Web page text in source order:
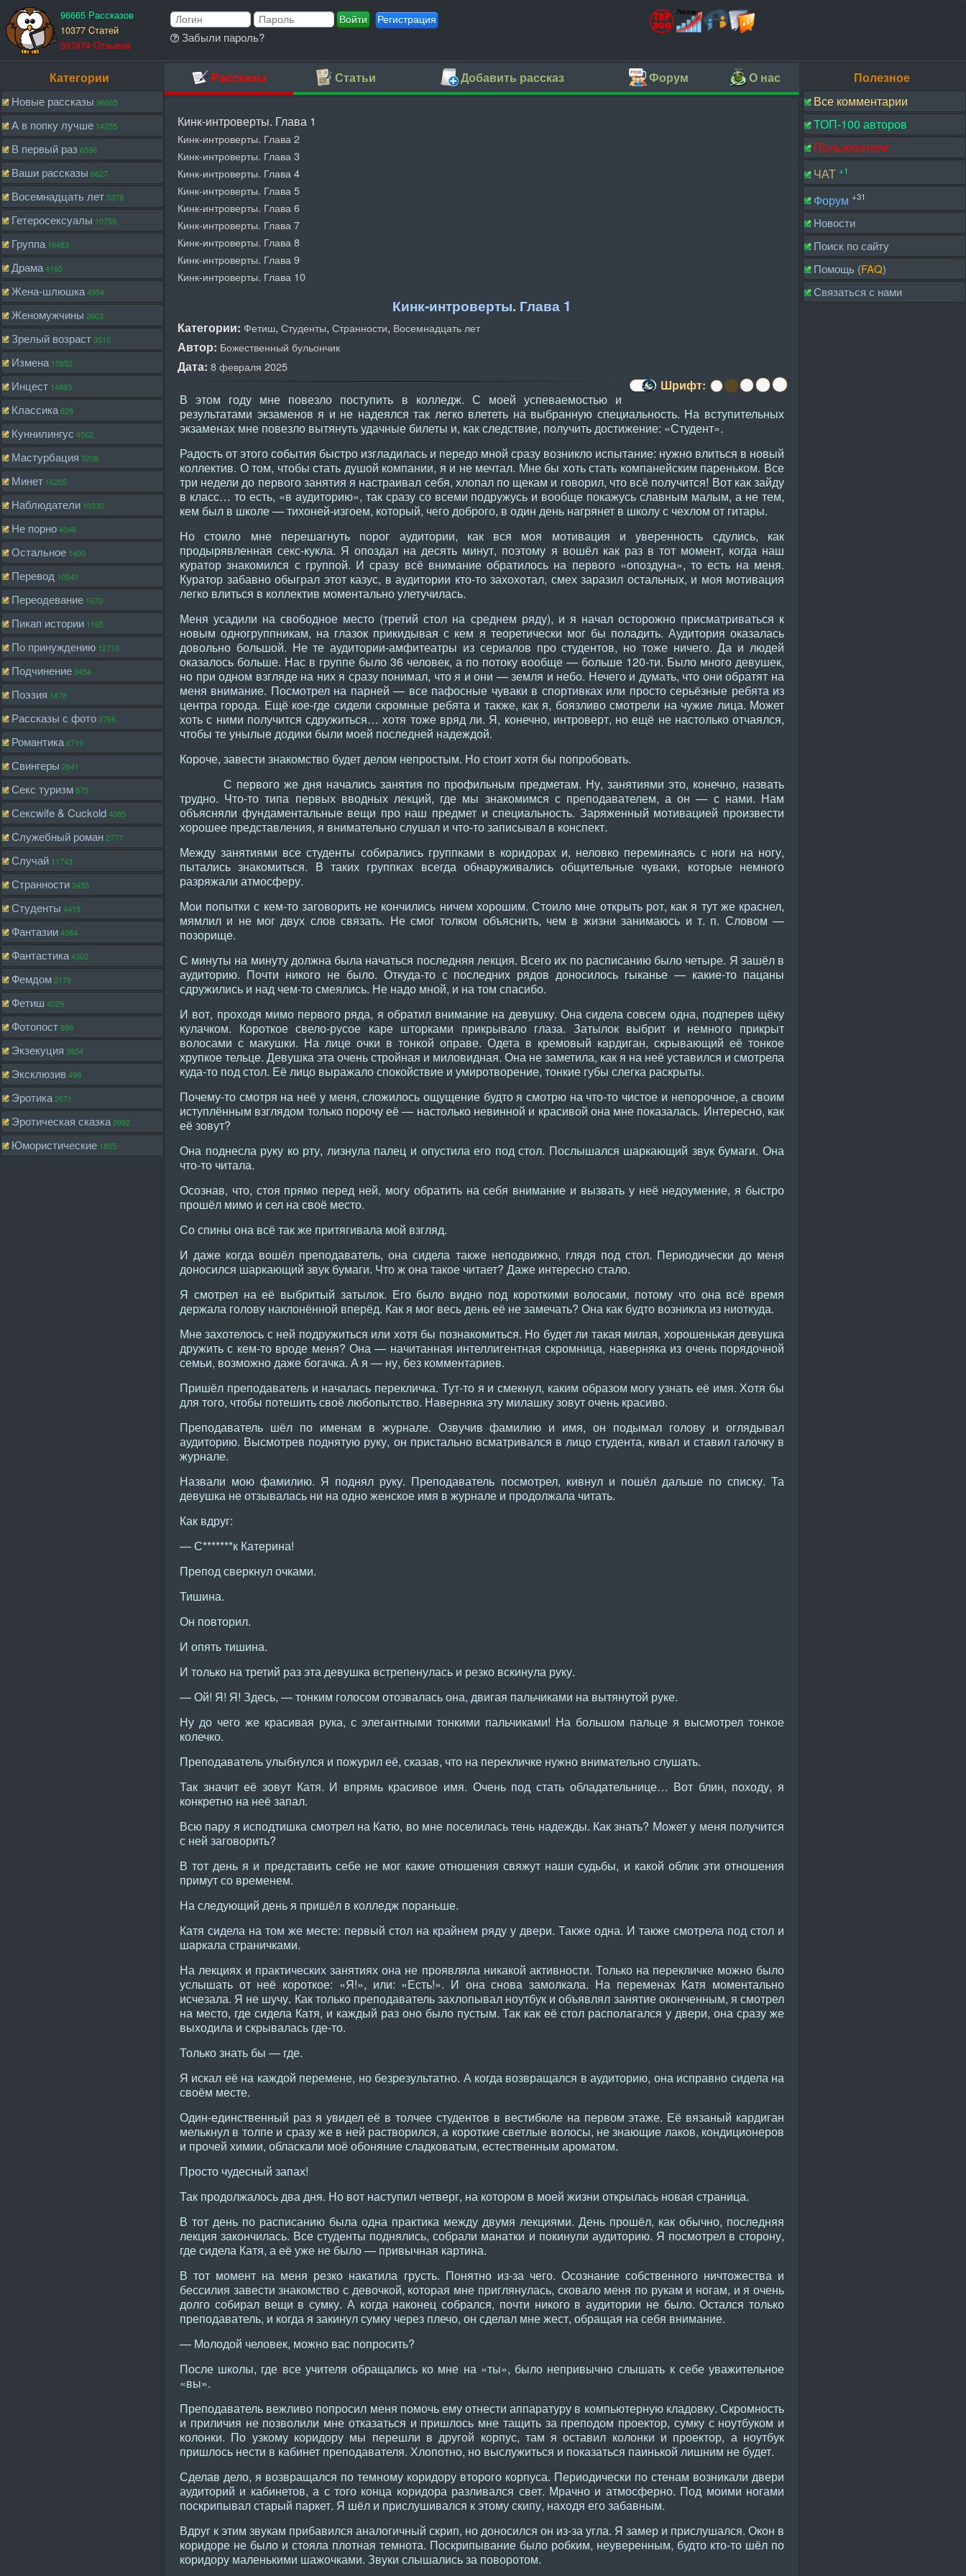
96665 Рассказов
10377 Cтатей
597874 Отзывов
Регистрация
Забыли пароль?
Категории
Новые рассказы 96665
А в попку лучше 14255
В первый раз6596
Ваши рассказы 6627
Восемнадцать лет5378
Гетеросексуалы 10759
Группа 16483
Драма4165
Жена-шлюшка4954
Женомужчины 2603
Зрелый возраст3515
Измена 15852
Инцест 14883
Классика628
Куннилингус 4562
Мастурбация 3208
Минет 16205
Наблюдатели 10330
Не порно4046
Остальное 1400
Перевод 10540
Переодевание 1670
Пикап истории 1165
По принуждению 12710
Подчинение9454
Поэзия 1678
Рассказы с фото3766
Романтика6719
Свингеры 2641
Секс туризм875
Сексwife & Cuckold4085
Служебный роман2777
Случай 11743
Странности3455
Студенты 4419
Фантазии4084
Фантастика4302
Фемдом2179
Фетиш 4029
Фотопост886
Экзекуция 3854
Эксклюзив499
Эротика2671
Эротическая сказка2992
Юмористические 1805
Рассказы Статьи Добавить рассказ Форум О нас
Кинк-интроверты. Глава 1
Кинк-интроверты. Глава 2
Кинк-интроверты. Глава 3
Кинк-интроверты. Глава 4
Кинк-интроверты. Глава 5
Кинк-интроверты. Глава 6
Кинк-интроверты. Глава 7
Кинк-интроверты. Глава 8
Кинк-интроверты. Глава 9
Кинк-интроверты. Глава 10
Кинк-интроверты. Глава 1
Категории: Фетиш, Студенты, Странности, Восемнадцать лет
Автор: Божественный бульончик
Дата: 8 февраля 2025
Шрифт:
В этом году мне повезло поступить в колледж. С моей успеваемостью и
результатами экзаменов я и не надеялся так легко влететь на выбранную специальность. На вступительных
экзаменах мне повезло вытянуть удачные билеты и, как следствие, получить достижение: «Студент».
Радость от этого события быстро изгладилась и передо мной сразу возникло испытание: нужно влиться в новый
коллектив. О том, чтобы стать душой компании, я и не мечтал. Мне бы хоть стать компанейским пареньком. Все
три недели до первого занятия я настраивал себя, хлопал по щекам и говорил, что всё получится! Вот как зайду
в класс… то есть, «в аудиторию», так сразу со всеми подружусь и вообще покажусь славным малым, а не тем,
кем был в школе — тихоней-изгоем, который, чего доброго, в один день нагрянет в школу с чехлом от гитары.
Но стоило мне перешагнуть порог аудитории, как вся моя мотивация и уверенность сдулись, как
продырявленная секс-кукла. Я опоздал на десять минут, поэтому я вошёл как раз в тот момент, когда наш
куратор знакомился с группой. И сразу всё внимание обратилось на первого «опоздуна», то есть на меня.
Куратор забавно обыграл этот казус, в аудитории кто-то захохотал, смех заразил остальных, и моя мотивация
легко влиться в коллектив моментально улетучилась.
Меня усадили на свободное место (третий стол на среднем ряду), и я начал осторожно присматриваться к
новым одногруппникам, на глазок прикидывая с кем я теоретически мог бы поладить. Аудитория оказалась
довольно большой. Не те аудитории-амфитеатры из сериалов про студентов, но тоже ничего. Да и людей
оказалось больше. Нас в группе было 36 человек, а по потоку вообще — больше 120-ти. Было много девушек,
но при одном взгляде на них я сразу понимал, что я и они — земля и небо. Нечего и думать, что они обратят на
меня внимание. Посмотрел на парней — все пафосные чуваки в спортивках или просто серьёзные ребята из
центра города. Ещё кое-где сидели скромные ребята и также, как я, боязливо смотрели на чужие лица. Может
хоть с ними получится сдружиться… хотя тоже вряд ли. Я, конечно, интроверт, но ещё не настолько отчаялся,
чтобы те унылые додики были моей последней надеждой.
Короче, завести знакомство будет делом непростым. Но стоит хотя бы попробовать.
С первого же дня начались занятия по профильным предметам. Ну, занятиями это, конечно, назвать
трудно. Что-то типа первых вводных лекций, где мы знакомимся с преподавателем, а он — с нами. Нам
объясняли фундаментальные вещи про наш предмет и специальность. Заряженный мотивацией произвести
хорошее представления, я внимательно слушал и что-то записывал в конспект.
Между занятиями все студенты собирались группками в коридорах и, неловко переминаясь с ноги на ногу,
пытались знакомиться. В таких группках всегда обнаруживались общительные чуваки, которые немного
разряжали атмосферу.
Мои попытки с кем-то заговорить не кончились ничем хорошим. Стоило мне открыть рот, как я тут же краснел,
мямлил и не мог двух слов связать. Не смог толком объяснить, чем в жизни занимаюсь и т. п. Словом —
позорище.
С минуты на минуту должна была начаться последняя лекция. Всего их по расписанию было четыре. Я зашёл в
аудиторию. Почти никого не было. Откуда-то с последних рядов доносилось гыканье — какие-то пацаны
сдружились и над чем-то смеялись. Не надо мной, и на том спасибо.
И вот, проходя мимо первого ряда, я обратил внимание на девушку. Она сидела совсем одна, подперев щёку
кулачком. Короткое свело-русое каре шторками прикрывало глаза. Затылок выбрит и немного прикрыт
волосами с макушки. На лице очки в тонкой оправе. Одета в кремовый кардиган, скрывающий её тонкое
хрупкое тельце. Девушка эта очень стройная и миловидная. Она не заметила, как я на неё уставился и смотрела
куда-то под стол. Её лицо выражало спокойствие и умиротворение, тонкие губы слегка раскрыты.
Почему-то смотря на неё у меня, сложилось ощущение будто я смотрю на что-то чистое и непорочное, а своим
иступлённым взглядом только порочу её — настолько невинной и красивой она мне показалась. Интересно, как
её зовут?
Она поднесла руку ко рту, лизнула палец и опустила его под стол. Послышался шаркающий звук бумаги. Она
что-то читала.
Осознав, что, стоя прямо перед ней, могу обратить на себя внимание и вызвать у неё недоумение, я быстро
прошёл мимо и сел на своё место.
Со спины она всё так же притягивала мой взгляд.
И даже когда вошёл преподаватель, она сидела также неподвижно, глядя под стол. Периодически до меня
доносился шаркающий звук бумаги. Что ж она такое читает? Даже интересно стало.
Я смотрел на её выбритый затылок. Его было видно под короткими волосами, потому что она всё время
держала голову наклонённой вперёд. Как я мог весь день её не замечать? Она как будто возникла из ниоткуда.
Мне захотелось с ней подружиться или хотя бы познакомиться. Но будет ли такая милая, хорошенькая девушка
дружить с кем-то вроде меня? Она — начитанная интеллигентная скромница, наверняка из очень порядочной
семьи, возможно даже богачка. А я — ну, без комментариев.
Пришёл преподаватель и началась перекличка. Тут-то я и смекнул, каким образом могу узнать её имя. Хотя бы
для того, чтобы потешить своё любопытство. Наверняка эту милашку зовут очень красиво.
Преподаватель шёл по именам в журнале. Озвучив фамилию и имя, он подымал голову и оглядывал
аудиторию. Высмотрев поднятую руку, он пристально всматривался в лицо студента, кивал и ставил галочку в
журнале.
Назвали мою фамилию. Я поднял руку. Преподаватель посмотрел, кивнул и пошёл дальше по списку. Та
девушка не отзывалась ни на одно женское имя в журнале и продолжала читать.
Как вдруг:
— С*******к Катерина!
Препод сверкнул очками.
Тишина.
Он повторил.
И опять тишина.
И только на третий раз эта девушка встрепенулась и резко вскинула руку.
— Ой! Я! Я! Здесь, — тонким голосом отозвалась она, двигая пальчиками на вытянутой руке.
Ну до чего же красивая рука, с элегантными тонкими пальчиками! На большом пальце я высмотрел тонкое
колечко.
Преподаватель улыбнулся и пожурил её, сказав, что на перекличке нужно внимательно слушать.
Так значит её зовут Катя. И впрямь красивое имя. Очень под стать обладательнице… Вот блин, походу, я
конкретно на неё запал.
Всю пару я исподтишка смотрел на Катю, во мне поселилась тень надежды. Как знать? Может у меня получится
с ней заговорить?
В тот день я и представить себе не мог какие отношения свяжут наши судьбы, и какой облик эти отношения
примут со временем.
На следующий день я пришёл в колледж пораньше.
Катя сидела на том же месте: первый стол на крайнем ряду у двери. Также одна. И также смотрела под стол и
шаркала страничками.
На лекциях и практических занятиях она не проявляла никакой активности. Только на перекличке можно было
услышать от неё короткое: «Я!», или: «Есть!». И она снова замолкала. На переменах Катя моментально
исчезала. Я не шучу. Как только преподаватель захлопывал ноутбук и объявлял занятие оконченным, я смотрел
на место, где сидела Катя, и каждый раз оно было пустым. Так как её стол располагался у двери, она сразу же
выходила и скрывалась где-то.
Только знать бы — где.
Я искал её на каждой перемене, но безрезультатно. А когда возвращался в аудиторию, она исправно сидела на
своём месте.
Один-единственный раз я увидел её в толчее студентов в вестибюле на первом этаже. Её вязаный кардиган
мелькнул в толпе и сразу же в ней растворился, а короткие светлые волосы, не знающие лаков, кондиционеров
и прочей химии, обласкали моё обоняние сладковатым, естественным ароматом.
Просто чудесный запах!
Так продолжалось два дня. Но вот наступил четверг, на котором в моей жизни открылась новая страница.
В тот день по расписанию была одна практика между двумя лекциями. День прошёл, как обычно, последняя
лекция закончилась. Все студенты поднялись, собрали манатки и покинули аудиторию. Я посмотрел в сторону,
где сидела Катя, а её уже не было — привычная картина.
В тот момент на меня резко накатила грусть. Понятно из-за чего. Осознание собственного ничтожества и
бессилия завести знакомство с девочкой, которая мне приглянулась, сковало меня по рукам и ногам, и я очень
долго собирал вещи в сумку. А когда наконец собрался, почти никого в аудитории не было. Остался только
преподаватель, и когда я закинул сумку через плечо, он сделал мне жест, обращая на себя внимание.
— Молодой человек, можно вас попросить?
После школы, где все учителя обращались ко мне на «ты», было непривычно слышать к себе уважительное
«вы».
Преподаватель вежливо попросил меня помочь ему отнести аппаратуру в компьютерную кладовку. Скромность
и приличия не позволили мне отказаться и пришлось мне тащить за преподом проектор, сумку с ноутбуком и
колонки. По узкому коридору мы перешли в другой корпус, там я оставил колонки и проектор, а ноутбук
пришлось нести в кабинет преподавателя. Хлопотно, но выслужиться и показаться паинькой лишним не будет.
Сделав дело, я возвращался по темному коридору второго корпуса. Периодически по стенам возникали двери
аудиторий и кабинетов, а с того конца коридора разливался свет. Мрачно и атмосферно. Под моими ногами
поскрипывал старый паркет. Я шёл и прислушивался к этому скипу, находя его забавным.
Вдруг к этим звукам прибавился аналогичный скрип, но доносился он из-за угла. Я замер и прислушался. Окон в
коридоре не было и стояла плотная темнота. Поскрипывание было робким, неуверенным, будто кто-то шёл по
коридору маленькими шажочками. Звуки слышались за поворотом.
Полезное
Все комментарии
ТОП-100 авторов
Пользователи
ЧАТ +1
Форум +31
Новости
Поиск по сайту
Помощь (FAQ)
Связаться с нами